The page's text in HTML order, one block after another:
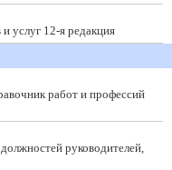
услуг 12-я редакция
работ и профессий
руководителей,